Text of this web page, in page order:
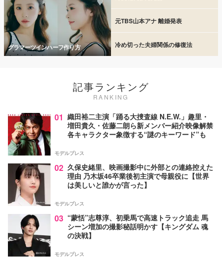
グラマーツインハーフ作り方
元TBS山本アナ 離婚発表
冷め切った夫婦関係の修復法
記事ランキング
RANKING
01 織田裕二主演「踊る大捜査線 N.E.W.」趣里・
増田貴久・佐藤二朗ら新メンバー紹介映像解禁
各キャラクター象徴する“謎のキーワード”も
モデルプレス
02 久保史緒里、映画撮影中に外部との連絡控えた
理由 乃木坂46卒業後初主演で母親役に【世界
は美しいと誰かが言った】
モデルプレス
03 “蒙恬”志尊淳、初乗馬で高速トラック追走 馬
シーン増加の撮影秘話明かす【キングダム 魂
の決戦】
モデルプレス